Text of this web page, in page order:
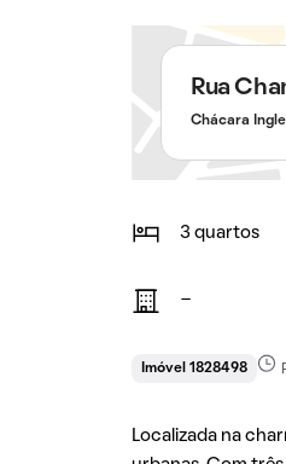
Rua
Chácara
3 quartos
-
Imóvel 1828498
Localizada na